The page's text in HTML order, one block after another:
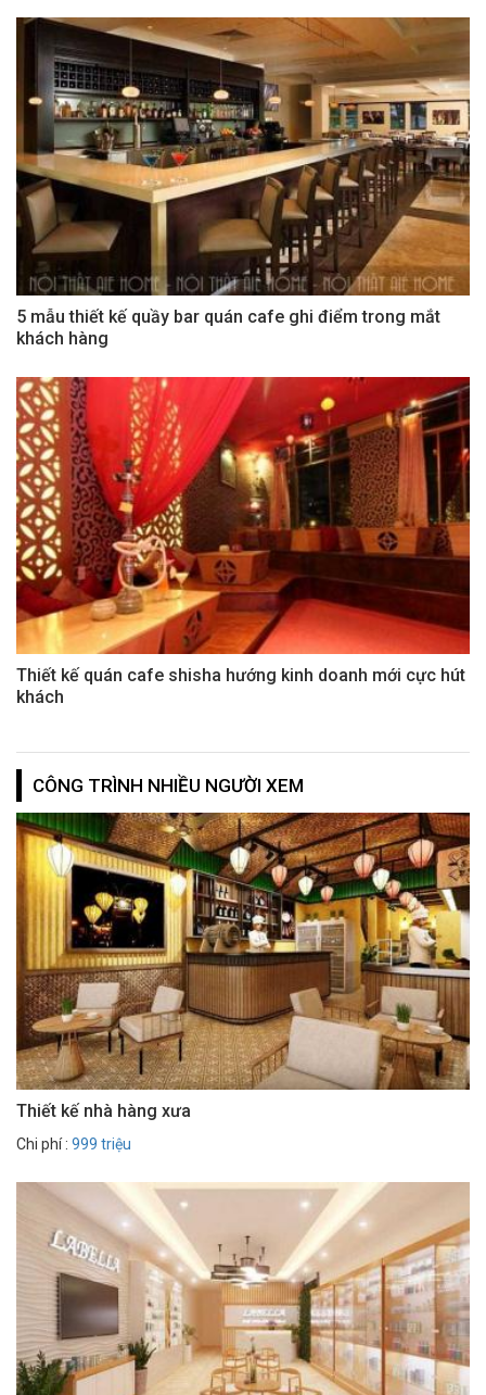
5 mẫu thiết kế quầy bar quán cafe ghi điểm trong mắt
khách hàng
Thiết kế quán cafe shisha hướng kinh doanh mới cực hút
khách
CÔNG TRÌNH NHIỀU NGƯỜI XEM
Thiết kế nhà hàng xưa
Chi phí : 999 triệu